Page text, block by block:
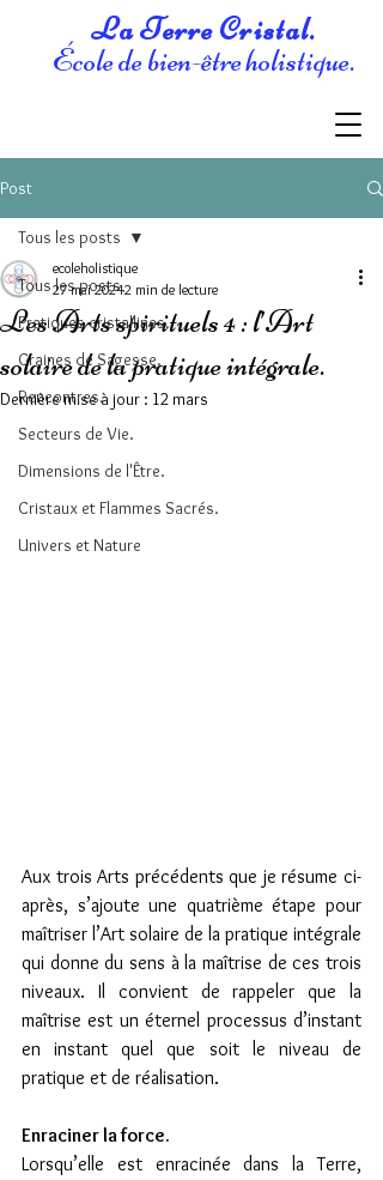
La Terre Cristal.
École de bien-être holistique.
Post
Tous les posts
Pratiques cristallines.
Graines de Sagesse.
Rencontres.
Secteurs de Vie.
Dimensions de l'Être.
Cristaux et Flammes Sacrés.
Univers et Nature
Tous les posts
Les Arts spirituels 4 : l’Art
solaire de la pratique intégrale.
ecoleholistique
27 mai 20242 min de lecture
Dernière mise à jour : 12 mars
Aux trois Arts précédents que je résume ci-
après, s’ajoute une quatrième étape pour
maîtriser l’Art solaire de la pratique intégrale
qui donne du sens à la maîtrise de ces trois
niveaux. Il convient de rappeler que la
maîtrise est un éternel processus d’instant
en instant quel que soit le niveau de
pratique et de réalisation.
Enraciner la force.
Lorsqu’elle est enracinée dans la Terre,